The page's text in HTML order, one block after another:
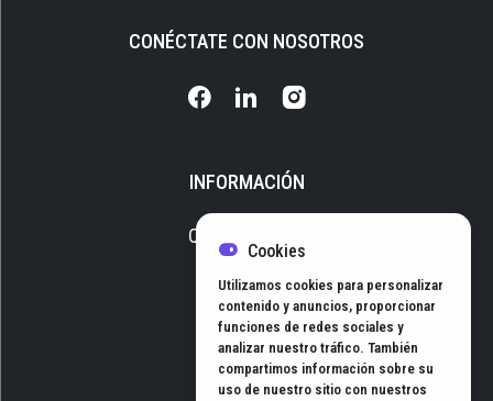
INFORMACIÓN
Quiénes somos
Newsletter
Contacto
CONÉCTATE CON NOSOTROS
Cookies
Utilizamos cookies para personalizar
contenido y anuncios, proporcionar
funciones de redes sociales y
analizar nuestro tráfico. También
compartimos información sobre su
uso de nuestro sitio con nuestros